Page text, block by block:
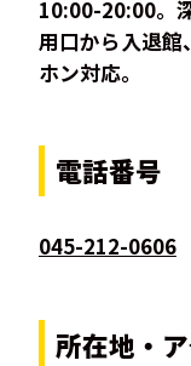
10:00-20:00。
用口から入退館
ホン対応。
電話番号
045-212-0606
所在地・